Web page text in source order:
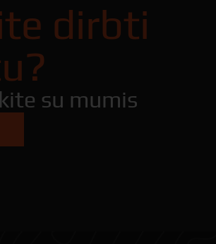
dirbti
su mumis